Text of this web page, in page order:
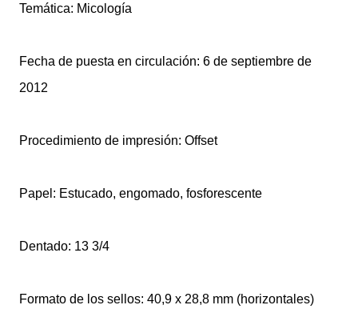
Temática: Micología
Fecha de puesta en circulación: 6 de septiembre de
2012
Procedimiento de impresión: Offset
Papel: Estucado, engomado, fosforescente
Dentado: 13 3/4
Formato de los sellos: 40,9 x 28,8 mm (horizontales)